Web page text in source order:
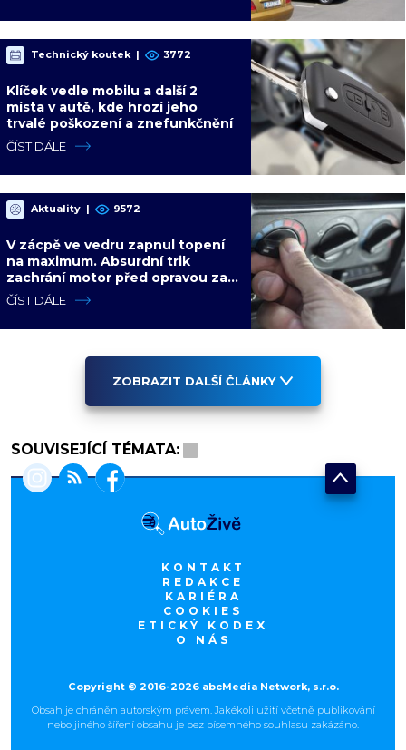
Technický koutek | 3772
Klíček vedle mobilu a další 2
místa v autě, kde hrozí jeho
trvalé poškození a znefunkčnění
ČÍST DÁLE
Aktuality | 9572
V zácpě ve vedru zapnul topení
na maximum. Absurdní trik
zachrání motor před opravou za
desítky tisíc
ČÍST DÁLE
ZOBRAZIT DALŠÍ ČLÁNKY
SOUVISEJÍCÍ TÉMATA:
KONTAKT
REDAKCE
KARIÉRA
COOKIES
ETICKÝ KODEX
O NÁS
Copyright © 2016-2026 abcMedia Network, s.r.o.
Obsah je chráněn autorským právem. Jakékoli užití včetně publikování
nebo jiného šíření obsahu je bez písemného souhlasu zakázáno.